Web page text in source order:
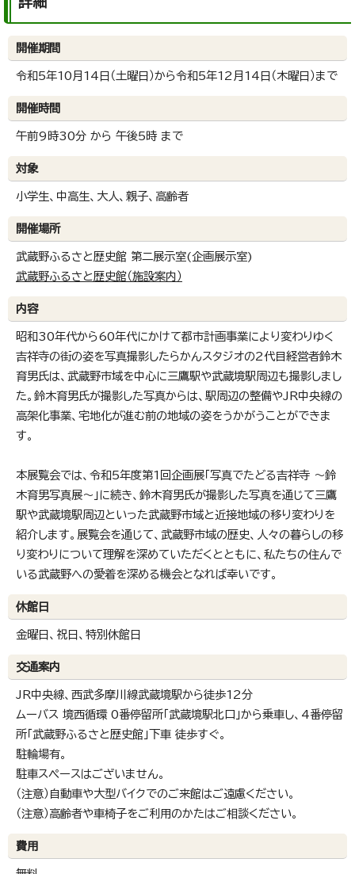
開催期間
令和5年10月14日（土曜日）から令和5年12月14日（木曜日）まで
開催時間
午前9時30分 から 午後5時 まで
対象
小学生、中高生、大人、親子、高齢者
開催場所
武蔵野ふるさと歴史館 第二展示室(企画展示室)
武蔵野ふるさと歴史館（施設案内）
内容
昭和30年代から60年代にかけて都市計画事業により変わりゆく
吉祥寺の街の姿を写真撮影したらかんスタジオの2代目経営者鈴木
育男氏は、武蔵野市域を中心に三鷹駅や武蔵境駅周辺も撮影しまし
た。鈴木育男氏が撮影した写真からは、駅周辺の整備やJR中央線の
高架化事業、宅地化が進む前の地域の姿をうかがうことができま
す。
本展覧会では、令和5年度第1回企画展「写真でたどる吉祥寺 ～鈴
木育男写真展～」に続き、鈴木育男氏が撮影した写真を通じて三鷹
駅や武蔵境駅周辺といった武蔵野市域と近接地域の移り変わりを
紹介します。展覧会を通じて、武蔵野市域の歴史、人々の暮らしの移
り変わりについて理解を深めていただくとともに、私たちの住んで
いる武蔵野への愛着を深める機会となれば幸いです。
休館日
金曜日、祝日、特別休館日
交通案内
JR中央線、西武多摩川線武蔵境駅から徒歩12分
ムーバス 境西循環 0番停留所「武蔵境駅北口」から乗車し、4番停留
所「武蔵野ふるさと歴史館」下車 徒歩すぐ。
駐輪場有。
駐車スペースはございません。
（注意）自動車や大型バイクでのご来館はご遠慮ください。
（注意）高齢者や車椅子をご利用のかたはご相談ください。
費用